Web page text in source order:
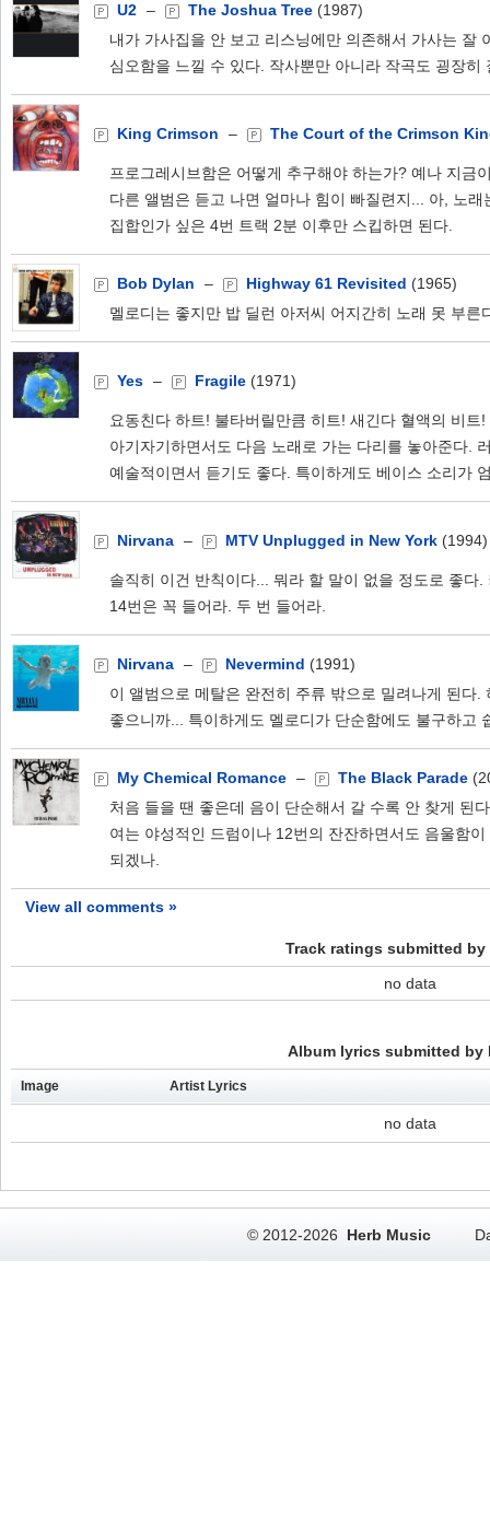
U2 – The Joshua Tree (1987)
내가 가사집을 안 보고 리스닝에만 의존해서 가사는 잘
심오함을 느낄 수 있다. 작사뿐만 아니라 작곡도 굉장히
King Crimson – The Court of the Crimson
프로그레시브함은 어떻게 추구해야 하는가? 예나 지금
다른 앨범은 듣고 나면 얼마나 힘이 빠질련지... 아, 노
집합인가 싶은 4번 트랙 2분 이후만 스킵하면 된다.
Bob Dylan – Highway 61 Revisited (1965)
멜로디는 좋지만 밥 딜런 아저씨 어지간히 노래 못 부
Yes – Fragile (1971)
요동친다 하트! 불타버릴만큼 히트! 새긴다 혈액의 비
아기자기하면서도 다음 노래로 가는 다리를 놓아준다.
예술적이면서 듣기도 좋다. 특이하게도 베이스 소리가
Nirvana – MTV Unplugged in New York
솔직히 이건 반칙이다... 뭐라 할 말이 없을 정도로 좋다
14번은 꼭 들어라. 두 번 들어라.
Nirvana – Nevermind (1991)
이 앨범으로 메탈은 완전히 주류 밖으로 밀려나게 된다
좋으니까... 특이하게도 멜로디가 단순함에도 불구하고
My Chemical Romance – The Black Parade
처음 들을 땐 좋은데 음이 단순해서 갈 수록 안 찾게 된
여는 야성적인 드럼이나 12번의 잔잔하면서도 음울함
되겠나.
View all comments »
Track ratings submitted by
no data
Album lyrics submitted by
Image Artist Lyrics
no data
© 2012-2026 Herb Music